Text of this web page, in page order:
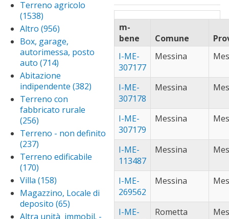
trapani (591)Apply trapani filter
filter
caccamo (46)
(271)Apply
filter
campobello
di mazara
campobello
di mazara
canicattì (59)
filter
carini (94)Apply
carini
castellammare
castelvetrano
(130)Apply
filter
catania (129)
ciminna (26)
cinisi
filter
corleone (37)
Appartamento
in condominio
Terreno agricolo
(1538)
agricolo filter
Altro (956)
filter
Box, garage,
autorimessa, posto
auto (714)
garage,
autorimessa,
posto auto
filter
Abitazione
indipendente (382)
Abitazione
indipendente
Terreno con
fabbricato rurale
(256)
con fabbricato
Terreno - non definito
(237)
non definito filter
Terreno edificabile
(170)
edificabile filter
Villa (158)
filter
Magazzino, Locale di
deposito (65)
Magazzino,
Altra unità immobil. -
m-
bene
Comune
I-ME-
307177
Messina
I-ME-
307178
Messina
I-ME-
307179
Messina
I-ME-
113487
Messina
I-ME-
269562
Messina
I-ME-
Rometta